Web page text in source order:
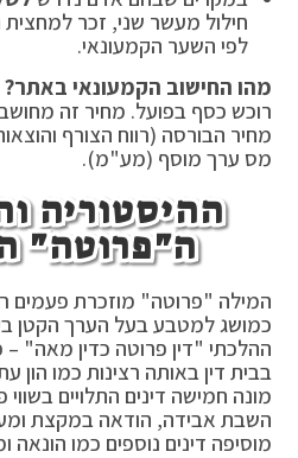
חילול מעשר שני, זכר
לפי השער הקמעונאי.
מהו החישוב הקמעונאי באתר?
מחיר הבורסה (רווח הצורף
מס ערך מוסף (מע"מ).
ההיסטוריה
ה"פרוטה"
המילה "פרוטה" מוזכרת פעמים
כמושג למטבע בעל הערך הקטן
ההלכתי "דין פרוטה כדין מאה" –
בבית דין באותה רצינות כמו
מונה חמישה דינים התלויים
השבת אבידה, הודאה במקצת
מוסיפה דינים נוספים כמו הונאה